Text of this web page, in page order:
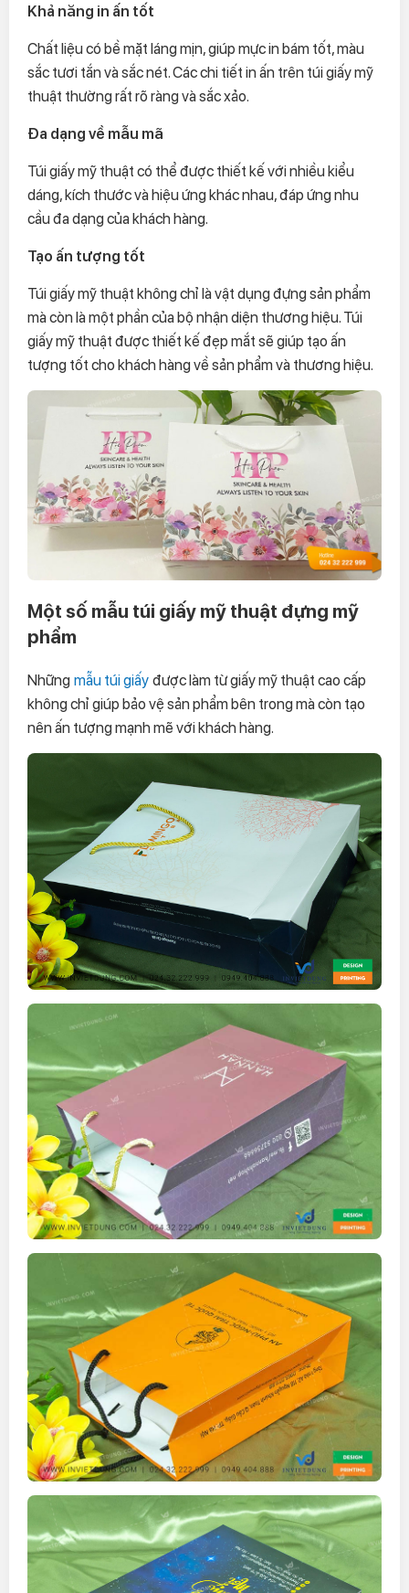
Khả năng in ấn tốt
Chất liệu có bề mặt láng mịn, giúp mực in bám tốt, màu
sắc tươi tắn và sắc nét. Các chi tiết in ấn trên túi giấy mỹ
thuật thường rất rõ ràng và sắc xảo.
Đa dạng về mẫu mã
Túi giấy mỹ thuật có thể được thiết kế với nhiều kiểu
dáng, kích thước và hiệu ứng khác nhau, đáp ứng nhu
cầu đa dạng của khách hàng.
Tạo ấn tượng tốt
Túi giấy mỹ thuật không chỉ là vật dụng đựng sản phẩm
mà còn là một phần của bộ nhận diện thương hiệu. Túi
giấy mỹ thuật được thiết kế đẹp mắt sẽ giúp tạo ấn
tượng tốt cho khách hàng về sản phẩm và thương hiệu.
Một số mẫu túi giấy mỹ thuật đựng mỹ
phẩm
Những mẫu túi giấy được làm từ giấy mỹ thuật cao cấp
không chỉ giúp bảo vệ sản phẩm bên trong mà còn tạo
nên ấn tượng mạnh mẽ với khách hàng.